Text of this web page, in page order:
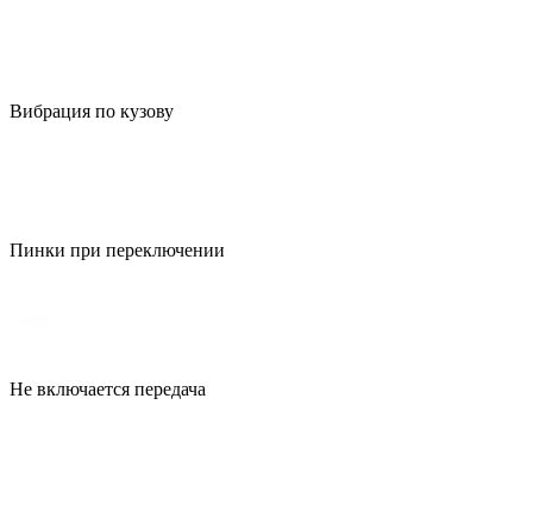
Вибрация по кузову
Пинки при переключении
Не включается передача